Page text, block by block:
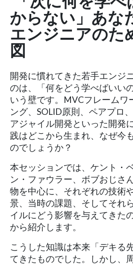
からない」あな
エンジニアのた
図
開発に慣れてきた若手エンジ
のは、「何をどう学べばいい
いう壁です。MVCフレームワ
ング、SOLID原則、ペアプロ
アジャイル開発といった開発
践はどこから生まれ、なぜ今
のでしょうか？
本セッションでは、ケント・
ン・ファウラー、ボブおじさ
物を中心に、それぞれの技術
景、当時の課題、そしてそれ
イルにどう影響を与えてきた
から紹介します。
こうした知識は本来「デキる
てきたものでした。しかし、